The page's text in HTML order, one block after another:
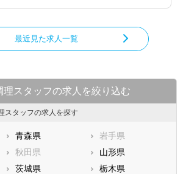
最近見た求人一覧
理スタッフの求人を絞り込む
スタッフの求人を探す
青森県
岩手県
秋田県
山形県
茨城県
栃木県